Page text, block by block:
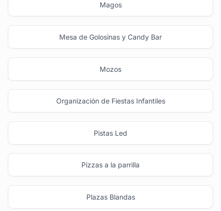
Magos
Mesa de Golosinas y Candy Bar
Mozos
Organización de Fiestas Infantiles
Pistas Led
Pizzas a la parrilla
Plazas Blandas